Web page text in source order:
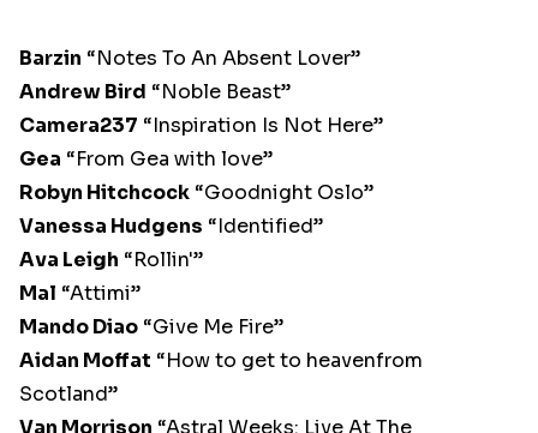
Barzin “Notes To An Absent Lover”
Andrew Bird “Noble Beast”
Camera237 “Inspiration Is Not Here”
Gea “From Gea with love”
Robyn Hitchcock “Goodnight Oslo”
Vanessa Hudgens “Identified”
Ava Leigh “Rollin'”
Mal “Attimi”
Mando Diao “Give Me Fire”
Aidan Moffat “How to get to heavenfrom
Scotland”
Van Morrison “Astral Weeks: Live At The